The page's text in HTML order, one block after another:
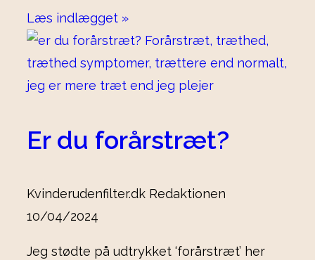
Læs indlægget »
Er du forårstræt?
Kvinderudenfilter.dk Redaktionen
10/04/2024
Jeg stødte på udtrykket ‘forårstræt’ her